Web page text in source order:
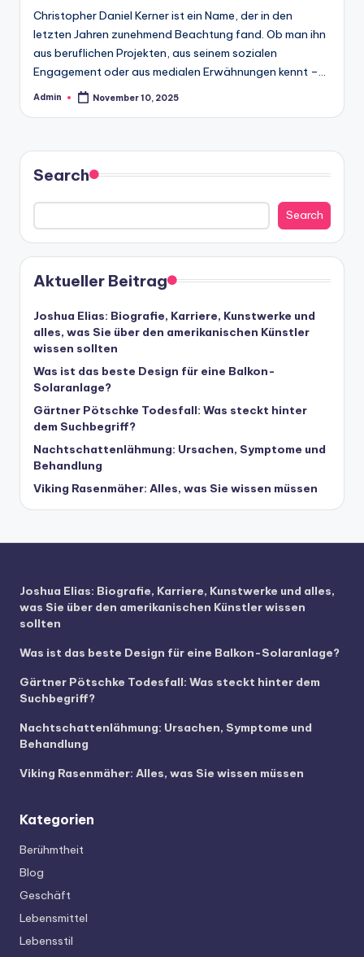
Christopher Daniel Kerner ist ein Name, der in den
letzten Jahren zunehmend Beachtung fand. Ob man ihn
aus beruflichen Projekten, aus seinem sozialen
Engagement oder aus medialen Erwähnungen kennt –…
Posted
Admin November 10, 2025
Search
Search
Aktueller Beitrag
Joshua Elias: Biografie, Karriere, Kunstwerke und
alles, was Sie über den amerikanischen Künstler
wissen sollten
Was ist das beste Design für eine Balkon-
Solaranlage?
Gärtner Pötschke Todesfall: Was steckt hinter
dem Suchbegriff?
Nachtschattenlähmung: Ursachen, Symptome und
Behandlung
Viking Rasenmäher: Alles, was Sie wissen müssen
Joshua Elias: Biografie, Karriere, Kunstwerke und alles,
was Sie über den amerikanischen Künstler wissen
sollten
Was ist das beste Design für eine Balkon-Solaranlage?
Gärtner Pötschke Todesfall: Was steckt hinter dem
Suchbegriff?
Nachtschattenlähmung: Ursachen, Symptome und
Behandlung
Viking Rasenmäher: Alles, was Sie wissen müssen
Kategorien
Berühmtheit
Blog
Geschäft
Lebensmittel
Lebensstil